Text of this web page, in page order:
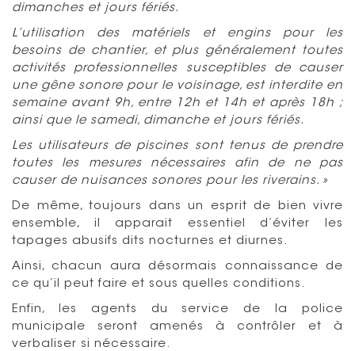
dimanches et jours fériés.
L’utilisation des matériels et engins pour les
besoins de chantier, et plus généralement toutes
activités professionnelles susceptibles de causer
une gêne sonore pour le voisinage, est interdite en
semaine avant 9h, entre 12h et 14h et après 18h ;
ainsi que le samedi, dimanche et jours fériés.
Les utilisateurs de piscines sont tenus de prendre
toutes les mesures nécessaires afin de ne pas
causer de nuisances sonores pour les riverains. »
De même, toujours dans un esprit de bien vivre
ensemble, il apparait essentiel d’éviter les
tapages abusifs dits nocturnes et diurnes.
Ainsi, chacun aura désormais connaissance de
ce qu’il peut faire et sous quelles conditions.
Enfin, les agents du service de la police
municipale seront amenés à contrôler et à
verbaliser si nécessaire.